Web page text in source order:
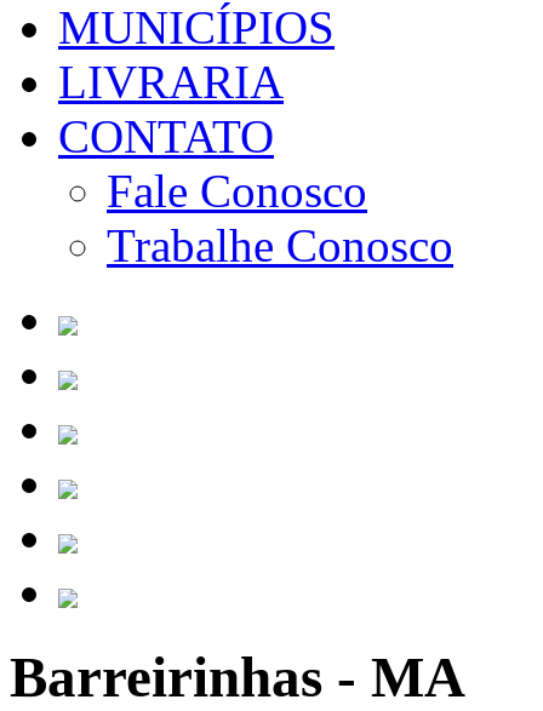
MUNICÍPIOS
LIVRARIA
CONTATO
Fale Conosco
Trabalhe Conosco
Barreirinhas - MA